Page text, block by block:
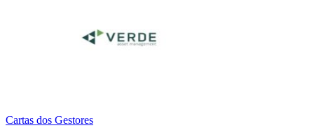
Cartas dos Gestores